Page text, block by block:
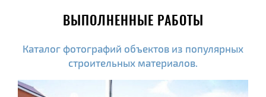
ВЫПОЛНЕННЫЕ РАБОТЫ
Каталог фотографий объектов из популярных
строительных материалов.